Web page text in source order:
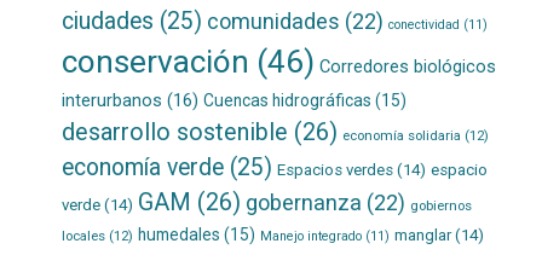
ciudades (25) comunidades (22) conectividad (11)
conservación (46) Corredores biológicos
interurbanos (16) Cuencas hidrográficas (15)
desarrollo sostenible (26) economía solidaria (12)
economía verde(25) Espacios verdes(14) espacio
verde(14) GAM (26) gobernanza (22) gobiernos
locales(12) humedales (15) Manejo integrado(11) manglar(14)